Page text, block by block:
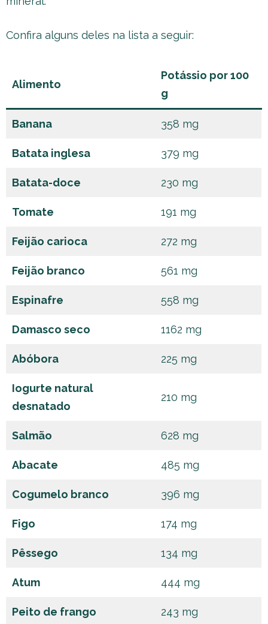
Confira alguns deles na lista a seguir:
Alimento
Potássio por 100
g
Banana 358 mg
Batata inglesa 379 mg
Batata-doce 230 mg
Tomate 191 mg
Feijão carioca 272 mg
Feijão branco 561 mg
Espinafre 558 mg
Damasco seco 1162 mg
Abóbora 225 mg
Iogurte natural
desnatado
210 mg
Salmão 628 mg
Abacate 485 mg
Cogumelo branco 396 mg
Figo 174 mg
Pêssego 134 mg
Atum 444 mg
Peito de frango 243 mg